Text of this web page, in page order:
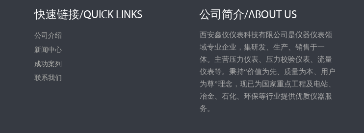
于-40℃~+85℃的工作环境。模块外形
干扰能力强，可适配各类热电阻或热
快速链接/QUICK LINKS
公司介绍
新闻中心
成功案列
联系我们
公司简介/ABOUT US
西安鑫仪仪表科技有限公司是仪器仪表领
域专业企业，集研发、生产、销售于一
体。主营压力仪表、压力校验仪表、流量
仪表等。秉持“价值为先、质量为本、用户
为尊”理念，现已为国家重点工程及电站、
冶金、石化、环保等行业提供优质仪器服
务。